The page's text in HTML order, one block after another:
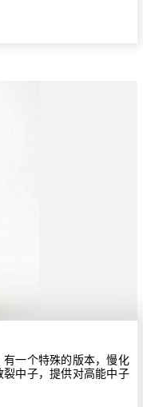
一个特殊的版本，慢化
中子，提供对高能中子